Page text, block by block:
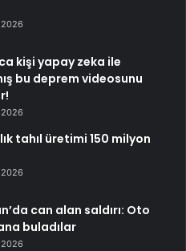
kişi yapay zeka ile
bu deprem videosunu
tahıl üretimi 150 milyon
can alan saldırı: Oto
buladılar